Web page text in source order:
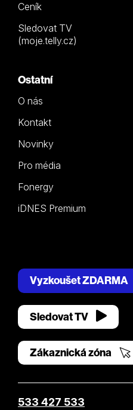
Ceník
Sledovat TV
(moje.telly.cz)
Ostatní
O nás
Kontakt
Novinky
Pro média
Fonergy
iDNES Premium
Vyzkoušet ZDARMA
Sledovat TV
Zákaznická zóna
533 427 533